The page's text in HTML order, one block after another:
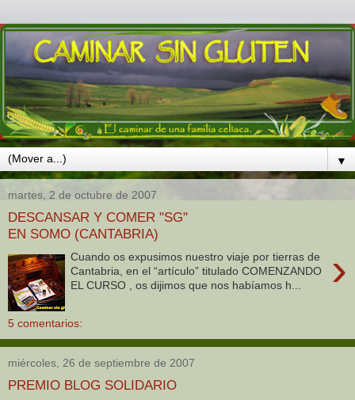
▼
martes, 2 de octubre de 2007
DESCANSAR Y COMER "SG"
EN SOMO (CANTABRIA)
›
Cuando os expusimos nuestro viaje por tierras de
Cantabria, en el “artículo” titulado COMENZANDO
EL CURSO , os dijimos que nos habíamos h...
5 comentarios:
miércoles, 26 de septiembre de 2007
PREMIO BLOG SOLIDARIO